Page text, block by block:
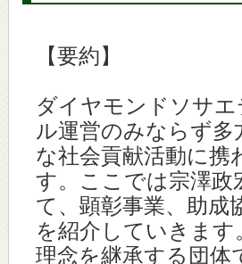
【要約】
ダイヤモンドソサ
ル運営のみならず
な社会貢献活動に
す。ここでは宗澤政
て、顕彰事業、助成
を紹介していきま
理念を継承する団体